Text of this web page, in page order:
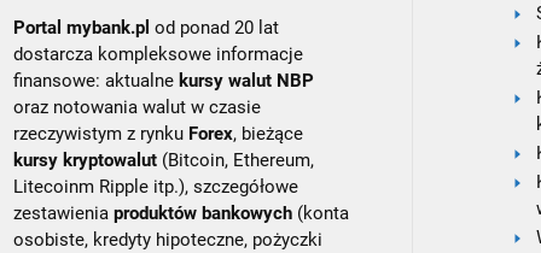
Portal mybank.pl od ponad 20 lat
dostarcza kompleksowe informacje
finansowe: aktualne kursy walut NBP
oraz notowania walut w czasie
rzeczywistym z rynku Forex, bieżące
kursy kryptowalut (Bitcoin, Ethereum,
Litecoinm Ripple itp.), szczegółowe
zestawieniaproduktów bankowych (konta
osobiste, kredyty hipoteczne, pożyczki